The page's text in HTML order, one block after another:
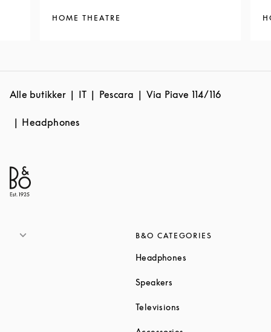
HOME THEATRE
Alle butikker IT Pescara Via Piave 114/116
Headphones
B&O CATEGORIES
Headphones
Speakers
Televisions